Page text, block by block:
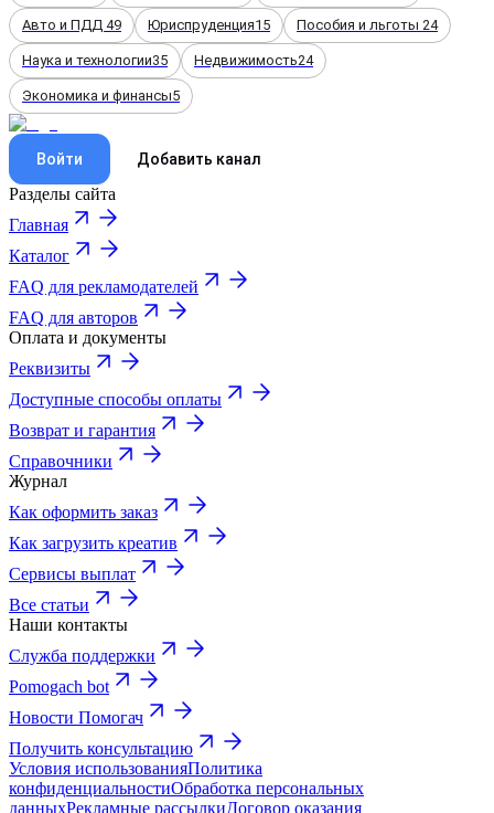
Авто и ПДД 49 Юриспруденция15 Пособия и льготы 24
Наука и технологии35 Недвижимость24
Экономика и финансы5
Войти Добавить канал
Разделы сайта
Главная
Каталог
FAQ для рекламодателей
FAQ для авторов
Оплата и документы
Реквизиты
Доступные способы оплаты
Возврат и гарантия
Справочники
Журнал
Как оформить заказ
Как загрузить креатив
Сервисы выплат
Все статьи
Наши контакты
Служба поддержки
Pomogach bot
Новости Помогач
Получить консультацию
Условия использованияПолитика
конфиденциальностиОбработка персональных
данныхРекламные рассылкиДоговор оказания